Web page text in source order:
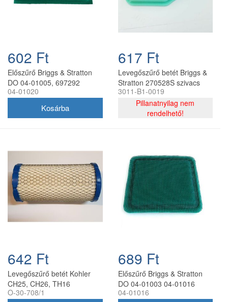
602 Ft
Előszűrő Briggs & Stratton
DO 04-01005, 697292
04-01020
617 Ft
Levegőszűrő betét Briggs &
Stratton 270528S szivacs
3011-B1-0019
3011-B1-0019
Pillanatnyilag nem
rendelhető!
642 Ft
Levegőszűrő betét Kohler
CH25, CH26, TH16
motorokhoz 25-083-02-S
O-30-708/1
689 Ft
Előszűrő Briggs & Stratton
DO 04-01003 04-01016
04-01016